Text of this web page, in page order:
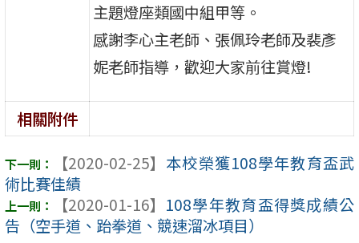
主題燈座類國中組甲等。
感謝李心主老師、張佩玲老師及裴彥
妮老師指導，歡迎大家前往賞燈!
相關附件
【2020-02-25】 本校榮獲108學年教育盃武
術比賽佳績
【2020-01-16】 108學年教育盃得獎成績公
告（空手道、跆拳道、競速溜冰項目）